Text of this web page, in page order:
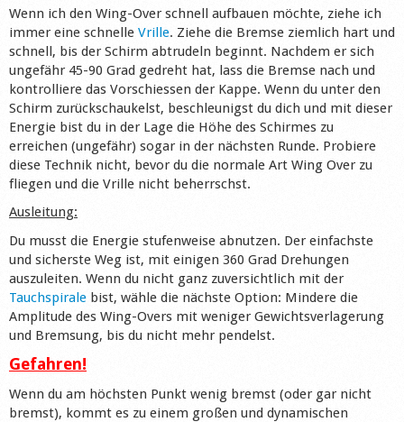
Wenn ich den Wing-Over schnell aufbauen möchte, ziehe ich
immer eine schnelle Vrille. Ziehe die Bremse ziemlich hart und
schnell, bis der Schirm abtrudeln beginnt. Nachdem er sich
ungefähr 45-90 Grad gedreht hat, lass die Bremse nach und
kontrolliere das Vorschiessen der Kappe. Wenn du unter den
Schirm zurückschaukelst, beschleunigst du dich und mit dieser
Energie bist du in der Lage die Höhe des Schirmes zu
erreichen (ungefähr) sogar in der nächsten Runde. Probiere
diese Technik nicht, bevor du die normale Art Wing Over zu
fliegen und die Vrille nicht beherrschst.
Ausleitung:
Du musst die Energie stufenweise abnutzen. Der einfachste
und sicherste Weg ist, mit einigen 360 Grad Drehungen
auszuleiten. Wenn du nicht ganz zuversichtlich mit der
Tauchspirale bist, wähle die nächste Option: Mindere die
Amplitude des Wing-Overs mit weniger Gewichtsverlagerung
und Bremsung, bis du nicht mehr pendelst.
Gefahren!
Wenn du am höchsten Punkt wenig bremst (oder gar nicht
bremst), kommt es zu einem großen und dynamischen